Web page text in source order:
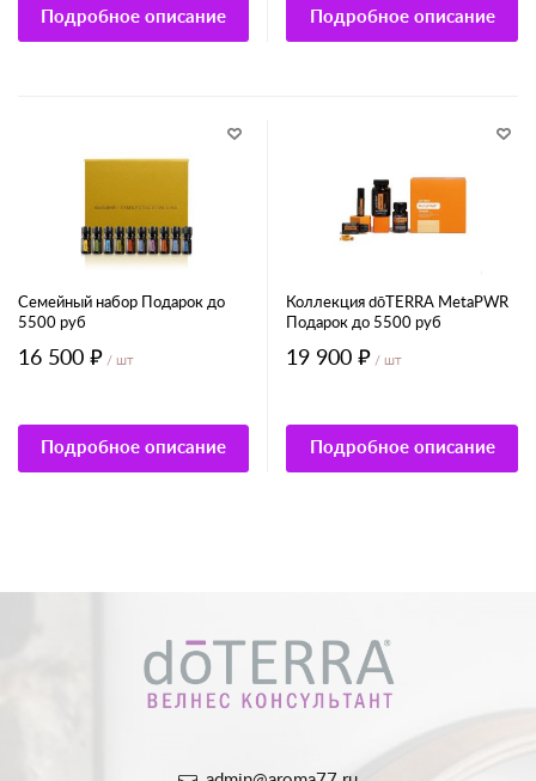
Подробное описание Подробное описание
Семейный набор Подарок до
5500 руб
16 500 ₽ / шт
Подробное описание
Коллекция dōTERRA MetaPWR
Подарок до 5500 руб
19 900 ₽ / шт
Подробное описание